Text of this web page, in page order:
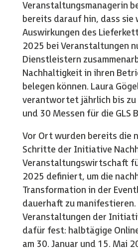
Veranstaltungsmanagerin
bereits darauf hin, dass sie
Auswirkungen des
2025 bei Veranstaltungen
Dienstleistern
Nachhaltigkeit in ihren
belegen können. Laura
verantwortet jährlich bis zu
und 30 Messen für die GLS
Vor Ort wurden bereits die
Schritte der Initiative
Veranstaltungswirtschaft
2025 definiert, um die
Transformation in der
dauerhaft zu manifestieren.
Veranstaltungen der
dafür fest: halbtägige
am 30. Januar und 15. Mai